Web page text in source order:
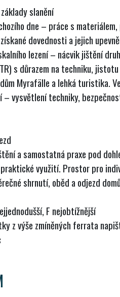
slanění
dne – práce s
dovednosti a jejich
lezení – nácvik jištění
s důrazem na techniku,
Myrafälle a lehká turistika.
– vysvětlení techniky,
a samostatná praxe pod
využití. Prostor pro
shrnutí, oběd a odjezd
F nejobtížnější
z výše zmíněných ferrata